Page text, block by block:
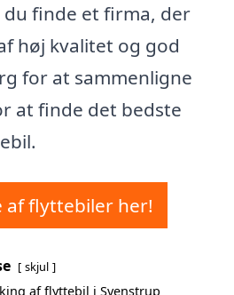
finde et firma, der
høj kvalitet og god
for at sammenligne
at finde det bedste
af flyttebiler her!
skjul
af flyttebil i Svenstrup